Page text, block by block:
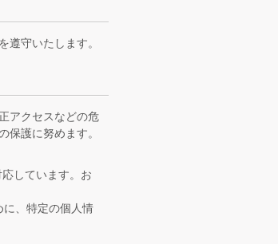
遵守いたします。
アクセスなどの危
保護に努めます。
しています。お
に、特定の個人情